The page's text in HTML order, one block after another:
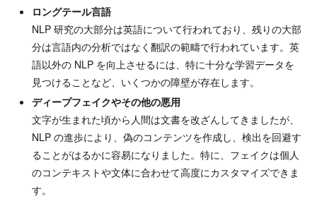
ロングテール言語
NLP 研究の大部分は英語について行われており、残りの大部
分は言語内の分析ではなく翻訳の範疇で行われています。英
語以外の NLP を向上させるには、特に十分な学習データを
見つけることなど、いくつかの障壁が存在します。
ディープフェイクやその他の悪用
文字が生まれた頃から人間は文書を改ざんしてきましたが、
NLP の進歩により、偽のコンテンツを作成し、検出を回避す
ることがはるかに容易になりました。特に、フェイクは個人
のコンテキストや文体に合わせて高度にカスタマイズできま
す。